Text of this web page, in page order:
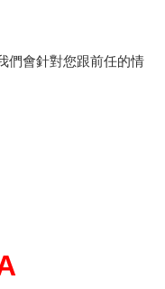
們會針對您跟前任的情